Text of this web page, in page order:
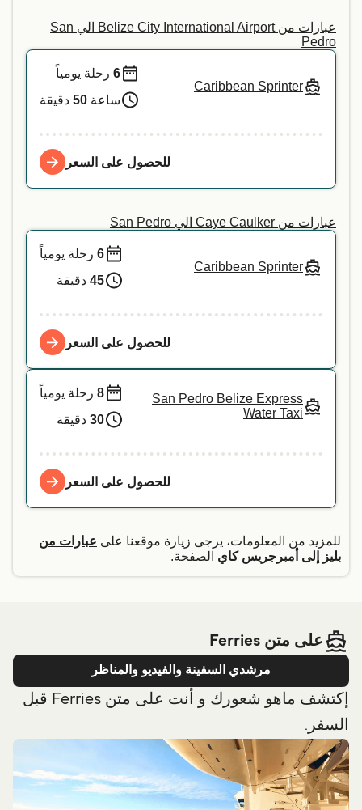
عبارات من Belize City International Airport الي San
Pedro
Caribbean Sprinter
6رحلة يومياً
ساعة50دقيقة
للحصول على السعر
عبارات من Caye Caulker الي San Pedro
Caribbean Sprinter
6رحلة يومياً
45دقيقة
للحصول على السعر
San Pedro Belize Express
Water Taxi
8رحلة يومياً
30دقيقة
للحصول على السعر
للمزيد من المعلومات، يرجى زيارة موقعنا علىعبارات من
بليز إلى أمبرجريس كايالصفحة.
على متن Ferries
مرشدي السفينة والفيديو والمناظر
إكتشف ماهو شعورك و أنت على متن Ferries قبل
السفر.